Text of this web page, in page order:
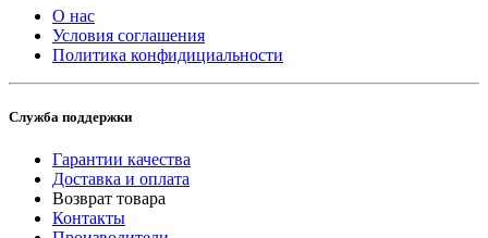
О нас
Условия соглашения
Политика конфидициальности
Служба поддержки
Гарантии качества
Доставка и оплата
Возврат товара
Контакты